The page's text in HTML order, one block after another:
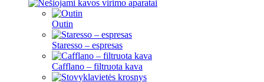
Outin
Staresso – espresas
Cafflano – filtruota kava